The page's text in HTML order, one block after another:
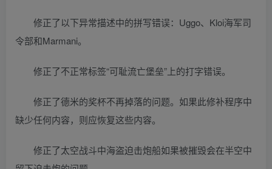
修正了以下异常描述中的拼写错误：Uggo、Kloi海军司
令部和Marmani。
修正了不正常标签“可耻流亡堡垒”上的打字错误。
修正了德米的奖杯不再掉落的问题。如果此修补程序中
缺少任何内容，则应恢复这些内容。
修正了太空战斗中海盗迫击炮船如果被摧毁会在半空中